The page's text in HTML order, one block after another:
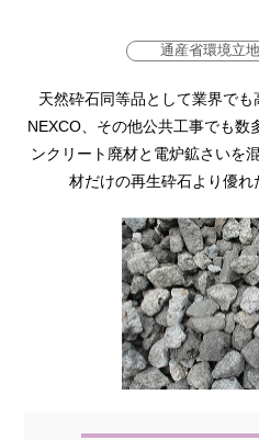
通産省環境立
天然砕石同等品として業界でも
NEXCO、その他公共工事でも数
ンクリート廃材と電炉鉱さいを
材だけの再生砕石より優れ